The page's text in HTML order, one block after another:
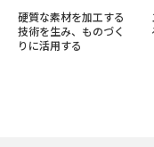
硬質な素材を加工する
技術を生み、ものづく
りに活用する